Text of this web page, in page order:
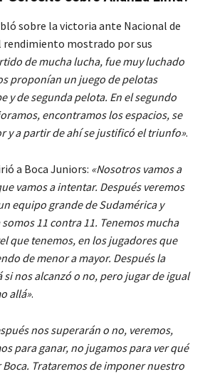
sobre la victoria ante Nacional de
rendimiento mostrado por sus
de mucha lucha, fue muy luchado
proponían un juego de pelotas
y de segunda pelota. En el segundo
encontramos los espacios, se
y a partir de ahí se justificó el triunfo».
a Boca Juniors: «Nosotros vamos a
vamos a intentar. Después veremos
equipo grande de Sudamérica y
11 contra 11. Tenemos mucha
que tenemos, en los jugadores que
de menor a mayor. Después la
nos alcanzó o no, pero jugar de igual
allá».
nos superarán o no, veremos,
para ganar, no jugamos para ver qué
Boca. Trataremos de imponer nuestro